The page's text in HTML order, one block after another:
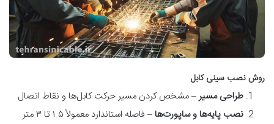
روش نصب سینی کابل
طراحی مسیر– مشخص کردن مسیر حرکت کابل‌ها و نقاط اتصال
نصب پایه‌ها و ساپورت‌ها– فاصله استاندارد معمولاً ۱.۵ تا ۳ متر